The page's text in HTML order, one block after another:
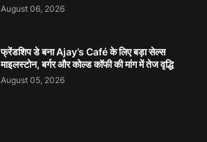
August 06, 2026
फ्रेंडशिप डे बना Ajay’s Café के लिए बड़ा सेल्स
माइलस्टोन, बर्गर और कोल्ड कॉफी की मांग में तेज वृद्धि
August 05, 2026